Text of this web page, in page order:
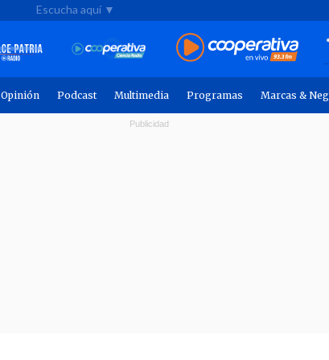
Escucha aquí ▼
Opinión Podcast Multimedia Programas Marcas &